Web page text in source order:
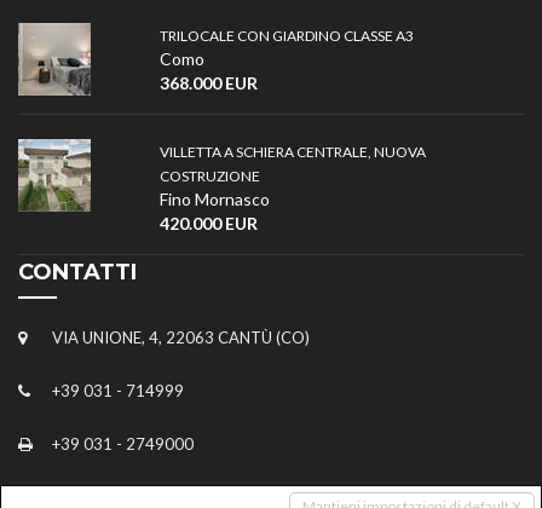
TRILOCALE CON GIARDINO CLASSE A3
Como
368.000 EUR
VILLETTA A SCHIERA CENTRALE, NUOVA
COSTRUZIONE
Fino Mornasco
420.000 EUR
CONTATTI
VIA UNIONE, 4, 22063 CANTÙ (CO)
+39 031 - 714999
+39 031 - 2749000
INFO@STUDIOIMMOBILIAREGALLIANO.IT